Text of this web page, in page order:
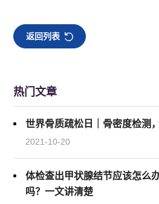
返回列表
热门文章
世界骨质疏松日｜骨密度检测
2021-10-20
体检查出甲状腺结节应该怎么
吗？一文讲清楚